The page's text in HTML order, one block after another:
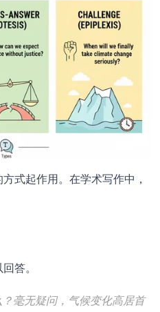
式起作用。在学术写作中，
答。
毫无疑问，气候变化高居首